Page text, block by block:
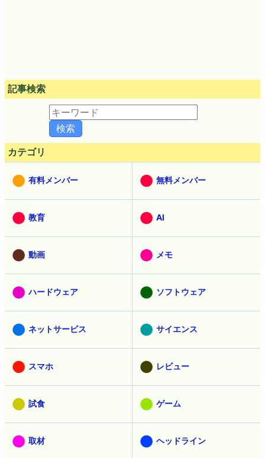
記事検索
カテゴリ
有料メンバー 無料メンバー
教育 AI
動画 メモ
ハードウェア ソフトウェア
ネットサービス サイエンス
スマホ レビュー
試食 ゲーム
取材 ヘッドライン